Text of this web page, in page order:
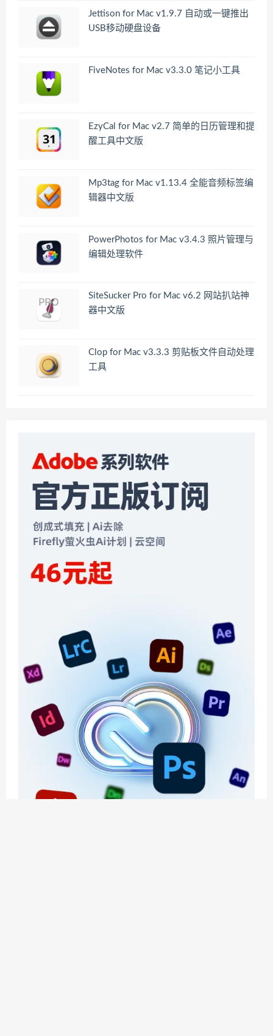
Jettison for Mac v1.9.7 自动或一键推出
USB移动硬盘设备
FiveNotes for Mac v3.3.0 笔记小工具
EzyCal for Mac v2.7 简单的日历管理和提
醒工具中文版
Mp3tag for Mac v1.13.4 全能音频标签编
辑器中文版
PowerPhotos for Mac v3.4.3 照片管理与
编辑处理软件
SiteSucker Pro for Mac v6.2 网站扒站神
器中文版
Clop for Mac v3.3.3 剪贴板文件自动处理
工具